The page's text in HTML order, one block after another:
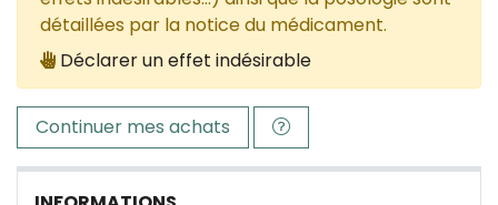
détaillées par la notice du médicament.
Déclarer un effet indésirable
Continuer mes achats